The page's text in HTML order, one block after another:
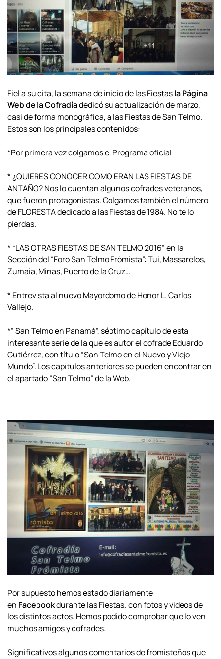
Fiel a su cita, la semana de inicio de las Fiestasla Página
Web de la Cofradíadedicó su actualización de marzo,
casi de forma monográfica, a las Fiestas de San Telmo.
Estos son los principales contenidos:
*Por primera vez colgamos el Programa oficial
* ¿QUIERES CONOCER COMO ERAN LAS FIESTAS DE
ANTAÑO? Nos lo cuentan algunos cofrades veteranos,
que fueron protagonistas. Colgamos también el número
de FLORESTA dedicado a las Fiestas de 1984. No te lo
pierdas.
* “LAS OTRAS FIESTAS DE SAN TELMO 2016” en la
Sección del “Foro San Telmo Frómista”: Tui, Massarelos,
Zumaia, Minas, Puerto de la Cruz…
* Entrevista al nuevo Mayordomo de Honor L. Carlos
Vallejo.
*” San Telmo en Panamá”, séptimo capítulo de esta
interesante serie de la que es autor el cofrade Eduardo
Gutiérrez, con título “San Telmo en el Nuevo y Viejo
Mundo”. Los capítulos anteriores se pueden encontrar en
el apartado “San Telmo” de la Web.
Por supuesto hemos estado diariamente
en Facebookdurante las Fiestas, confotos y videos de
los distintos actos. Hemos podido comprobar que lo ven
muchos amigos y cofrades.
Significativos algunos comentarios de fromisteños que